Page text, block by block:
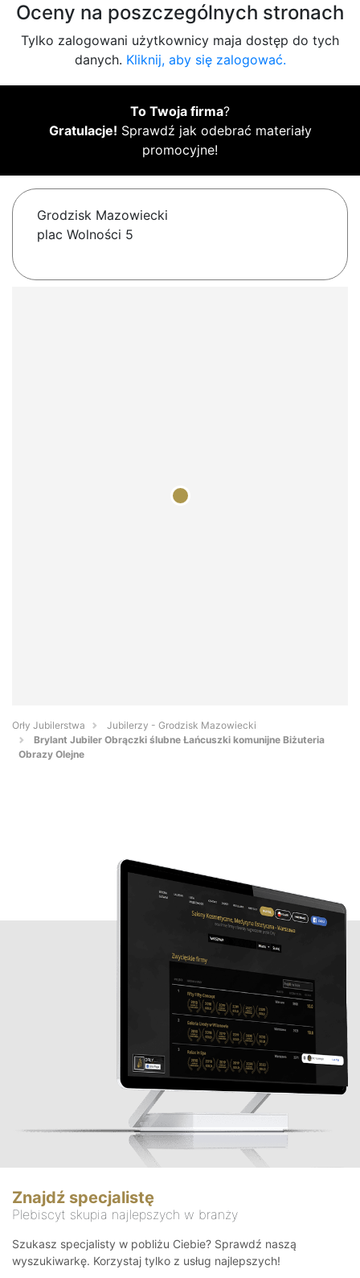
Oceny na poszczególnych stronach
Tylko zalogowani użytkownicy maja dostęp do tych
danych. Kliknij, aby się zalogować.
To Twoja firma?
Gratulacje! Sprawdź jak odebrać materiały
promocyjne!
Grodzisk Mazowiecki
plac Wolności 5
Orły Jubilerstwa
Jubilerzy - Grodzisk Mazowiecki
Brylant Jubiler Obrączki ślubne Łańcuszki komunijne Biżuteria
Obrazy Olejne
Znajdź specjalistę
Plebiscyt skupia najlepszych w branży
Szukasz specjalisty w pobliżu Ciebie? Sprawdź naszą
wyszukiwarkę. Korzystaj tylko z usług najlepszych!